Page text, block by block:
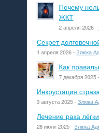
Почему
ЖКТ
2 апреля 2026 -
Секрет
1 апреля 2026 - Злюка
Как
7 декабря 2025 -
Инкрустация
3 августа 2025 - Злюка
Лечение рака
28 июля 2025 - Злюка